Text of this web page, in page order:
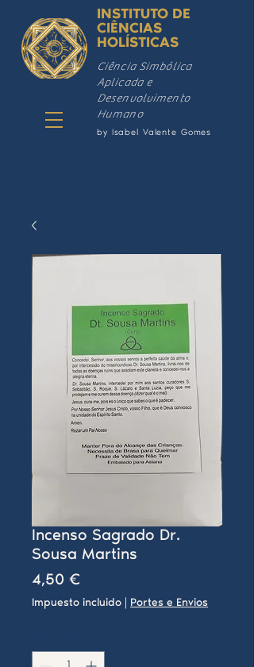
INSTITUTO DE
CIÊNCIAS
HOLÍSTICAS
by Isabel Valente Gomes
Ciência Simbólica
Aplicada e
Desenvolvimento
Humano
Incenso Sagrado Dr.
Sousa Martins
4,50 €Precio
Impuesto incluido Portes e Envios